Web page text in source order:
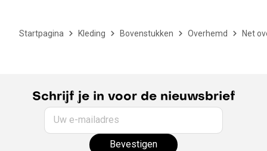
Startpagina Kleding Bovenstukken Overhemd Net
Schrijf je in voor de nieuwsbrief
Uw e-mailadres
Bevestigen